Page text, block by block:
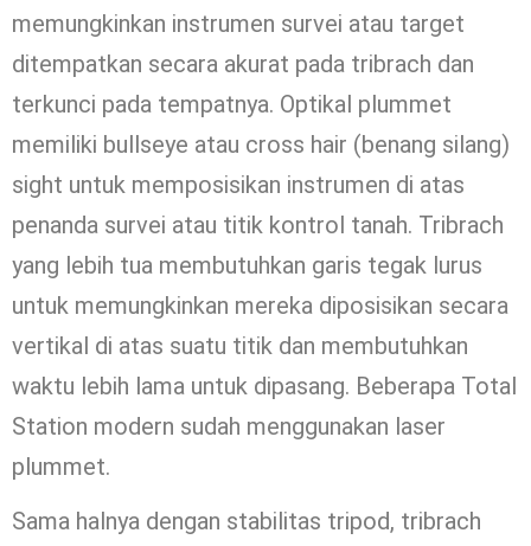
memungkinkan instrumen survei atau target
ditempatkan secara akurat pada tribrach dan
terkunci pada tempatnya. Optikal plummet
memiliki bullseye atau cross hair (benang silang)
sight untuk memposisikan instrumen di atas
penanda survei atau titik kontrol tanah. Tribrach
yang lebih tua membutuhkan garis tegak lurus
untuk memungkinkan mereka diposisikan secara
vertikal di atas suatu titik dan membutuhkan
waktu lebih lama untuk dipasang. Beberapa Total
Station modern sudah menggunakan laser
plummet.
Sama halnya dengan stabilitas tripod, tribrach